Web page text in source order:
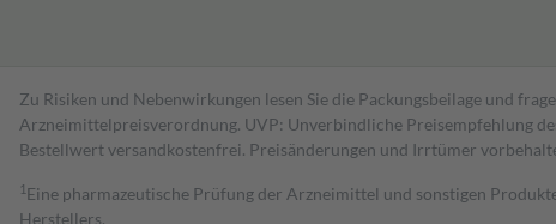
Zu Risiken und Nebenwirkungen lesen Sie die Packungsbeilage und
Arzneimittelpreisverordnung. UVP: Unverbindliche Preisempfehlung
Bestell­wert versand­kosten­frei. Preisänderungen und Irrtümer
1 Eine pharmazeutische Prüfung der Arzneimittel und sonstigen
Herstellers.